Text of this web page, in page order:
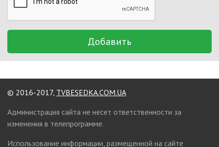
Добавить
© 2016-2017, TVBESEDKA.COM.UA
Администрация сайта не несет ответственности за
изменения в телепрограмме.
Использование информации, размещенной на сайте